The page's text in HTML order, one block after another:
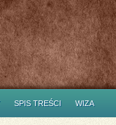
SPIS TREŚCI WIZA